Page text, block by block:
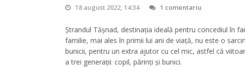
18 august 2022, 14:34 1 comentariu
Ștrandul Tășnad, destinația ideală pentru concediul în
familie, mai ales în primii lui ani de viață, nu este o
bunicii, pentru un extra ajutor cu cel mic, astfel că
a trei generații: copil, părinți și bunici.